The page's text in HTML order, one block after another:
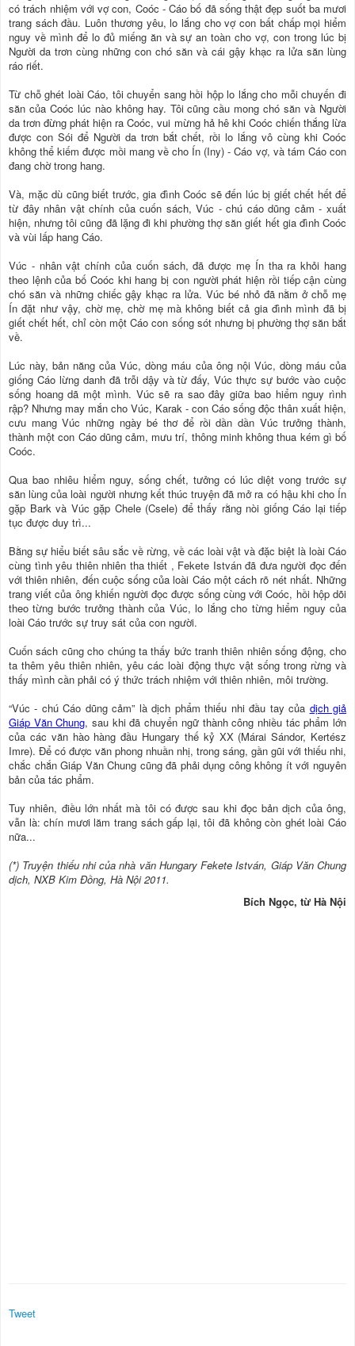
có trách nhiệm với vợ con, Coóc - Cáo bố đã sống thật đẹp suốt ba mươi
trang sách đầu. Luôn thương yêu, lo lắng cho vợ con bất chấp mọi hiểm
nguy về mình để lo đủ miếng ăn và sự an toàn cho vợ, con trong lúc bị
Người da trơn cùng những con chó săn và cái gậy khạc ra lửa săn lùng
ráo riết.
Từ chỗ ghét loài Cáo, tôi chuyển sang hồi hộp lo lắng cho mỗi chuyến đi
săn của Coóc lúc nào không hay. Tôi cũng cầu mong chó săn và Người
da trơn đừng phát hiện ra Coóc, vui mừng hả hê khi Coóc chiến thắng lừa
được con Sói để Người da trơn bắt chết, rồi lo lắng vô cùng khi Coóc
không thể kiếm được mồi mang về cho Ín (Iny) - Cáo vợ, và tám Cáo con
đang chờ trong hang.
Và, mặc dù cũng biết trước, gia đình Coóc sẽ đến lúc bị giết chết hết để
từ đây nhân vật chính của cuốn sách, Vúc - chú cáo dũng cảm - xuất
hiện, nhưng tôi cũng đã lặng đi khi phường thợ săn giết hết gia đình Coóc
và vùi lấp hang Cáo.
Vúc - nhân vật chính của cuốn sách, đã được mẹ Ín tha ra khỏi hang
theo lệnh của bố Coóc khi hang bị con người phát hiện rồi tiếp cận cùng
chó săn và những chiếc gậy khạc ra lửa. Vúc bé nhỏ đã nằm ở chỗ mẹ
Ín đặt như vậy, chờ mẹ, chờ mẹ mà không biết cả gia đình mình đã bị
giết chết hết, chỉ còn một Cáo con sống sót nhưng bị phường thợ săn bắt
về.
Lúc này, bản năng của Vúc, dòng máu của ông nội Vúc, dòng máu của
giống Cáo lừng danh đã trỗi dậy và từ đấy, Vúc thực sự bước vào cuộc
sống hoang dã một mình. Vúc sẽ ra sao đây giữa bao hiểm nguy rình
rập? Nhưng may mắn cho Vúc, Karak - con Cáo sống độc thân xuất hiện,
cưu mang Vúc những ngày bé thơ để rồi dần dần Vúc trưởng thành,
thành một con Cáo dũng cảm, mưu trí, thông minh không thua kém gì bố
Coóc.
Qua bao nhiêu hiểm nguy, sống chết, tưởng có lúc diệt vong trước sự
săn lùng của loài người nhưng kết thúc truyện đã mở ra có hậu khi cho Ín
gặp Bark và Vúc gặp Chele (Csele) để thấy rằng nòi giống Cáo lại tiếp
tục được duy trì...
Bằng sự hiểu biết sâu sắc về rừng, về các loài vật và đặc biệt là loài Cáo
cùng tình yêu thiên nhiên tha thiết , Fekete István đã đưa người đọc đến
với thiên nhiên, đến cuộc sống của loài Cáo một cách rõ nét nhất. Những
trang viết của ông khiến người đọc được sống cùng với Coóc, hồi hộp dõi
theo từng bước trưởng thành của Vúc, lo lắng cho từng hiểm nguy của
loài Cáo trước sự truy sát của con người.
Cuốn sách cũng cho chúng ta thấy bức tranh thiên nhiên sống động, cho
ta thêm yêu thiên nhiên, yêu các loài động thực vật sống trong rừng và
thấy mình cần phải có ý thức trách nhiệm với thiên nhiên, môi trường.
“Vúc - chú Cáo dũng cảm” là dịch phẩm thiếu nhi đầu tay của dịch giả
Giáp Văn Chung, sau khi đã chuyển ngữ thành công nhiều tác phẩm lớn
của các văn hào hàng đầu Hungary thế kỷ XX (Márai Sándor, Kertész
Imre). Ðể có được văn phong nhuần nhị, trong sáng, gần gũi với thiếu nhi,
chắc chắn Giáp Văn Chung cũng đã phải dụng công không ít với nguyên
bản của tác phẩm.
Tuy nhiên, điều lớn nhất mà tôi có được sau khi đọc bản dịch của ông,
vẫn là: chín mươi lăm trang sách gấp lại, tôi đã không còn ghét loài Cáo
nữa...
(*) Truyện thiếu nhi của nhà văn Hungary Fekete István, Giáp Văn Chung
dịch, NXB Kim Ðồng, Hà Nội 2011.
Bích Ngọc, từ Hà Nội
Tweet